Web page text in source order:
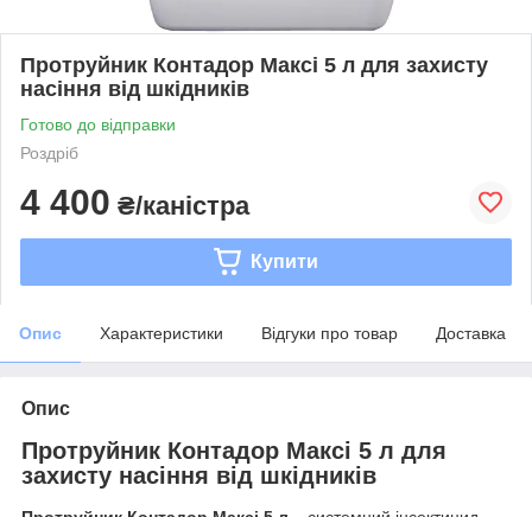
Протруйник Контадор Максі 5 л для захисту
насіння від шкідників
Готово до відправки
Роздріб
4 400 ₴/каністра
Купити
Опис Характеристики Відгуки про товар Доставка
Опис
Протруйник Контадор Максі 5 л для
захисту насіння від шкідників